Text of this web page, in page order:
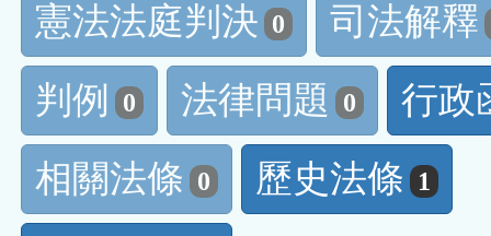
憲法法庭判決 0
司法解釋
判例
0 法律問題 0
行政
相關法條 0 歷史法條 1